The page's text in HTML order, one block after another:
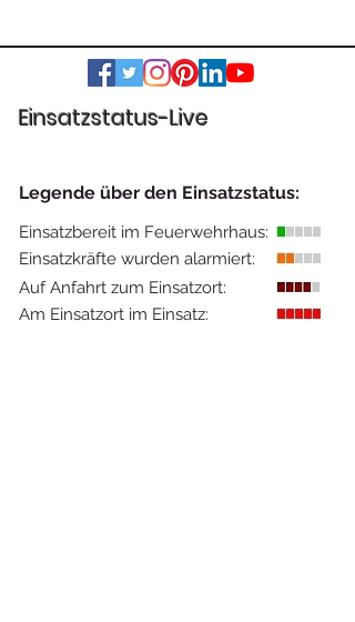
Einsatzstatus-Live
Legende über den Einsatzstatus:
Einsatzbereit im Feuerwehrhaus:
Einsatzkräfte wurden alarmiert:
Auf Anfahrt zum Einsatzort:
Am Einsatzort im Einsatz: